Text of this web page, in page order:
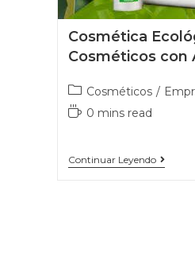
Cosmética
Cosméticos con
Cosméticos /
0 mins read
Continuar Leyendo